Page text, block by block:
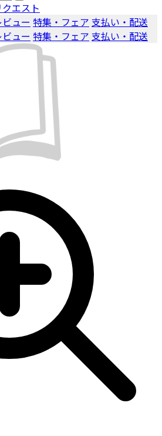
エスト
ビュー 特集・フェア 支払い・配送
ビュー 特集・フェア 支払い・配送